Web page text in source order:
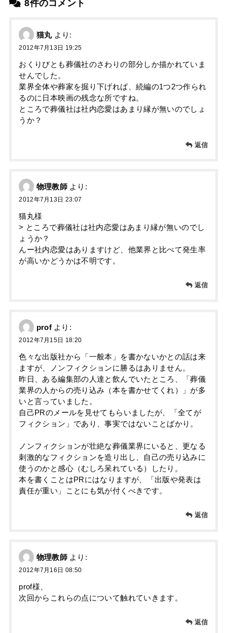
8件のコメント
猫丸 より:
2012年7月13日 19:25
おくりびとも葬儀社のさわりの部分しか描かれていま
せんでした。
業界全体や葬家を掘り下げれば、続編の1つ2つ作られ
るのに日本映画の残念な所ですね。
ところで葬儀社は社内恋愛はあまり縁が無いのでしょ
うか？
返信
物理教師 より:
2012年7月13日 23:07
猫丸様
> ところで葬儀社は社内恋愛はあまり縁が無いのでし
ょうか？
んー社内恋愛はありますけど、他業界と比べて発生率
が高いかどうかは不明です。
返信
prof より:
2012年7月15日 18:20
色々な出版社から「一般本」を書かないかとの話は来
ますが、ノンフィクションに勝るはありません。
昨日、ある編集部の人達と飲んでいたところ、「葬儀
業界の人からの売り込み（本を書かせてくれ）」が多
いと言っていました。
自己PRのメールを見せてもらいましたが、「全てが
フィクション」であり、事実ではないことばかり。
ノンフィクションが壮絶な葬儀業界にいると、更なる
刺激的なフィクションを造り出し、自己の売り込みに
使うのかと感心（むしろ呆れている）したり。
本を書くことはPRにはなりますが、「出版や発表は
責任が重い」ことにも気が付くべきです。
返信
物理教師 より:
2012年7月16日 08:50
prof様、
次回からこれらの点について触れていきます。
返信